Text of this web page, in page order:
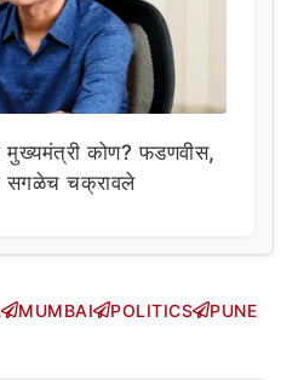
मुख्यमंत्री कोण? फडणवीस,
सगळेच चक्रावले
MUMBAI POLITICS PUNE